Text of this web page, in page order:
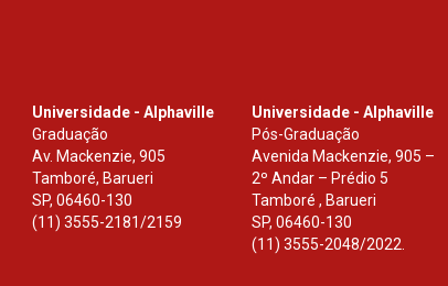
Universidade - Alphaville
Graduação
Av. Mackenzie, 905
Tamboré, Barueri
SP,06460-130
(11) 3555-2181/2159
Universidade - Alphaville
Pós-Graduação
Avenida Mackenzie, 905 –
2º Andar – Prédio 5
Tamboré , Barueri
SP, 06460-130
(11) 3555-2048/2022.